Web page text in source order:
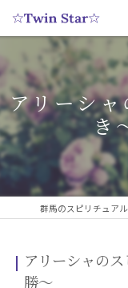
アリーシ
き
アリーシャの
勝〜